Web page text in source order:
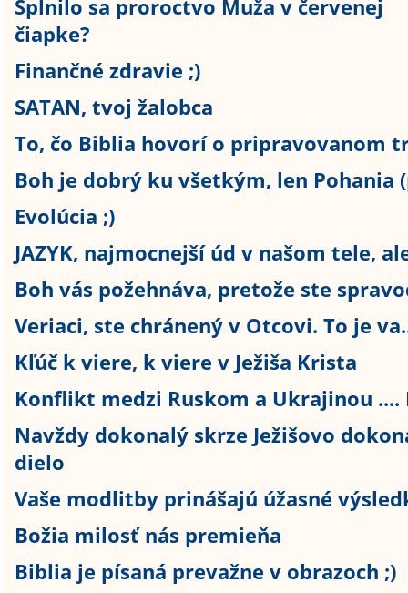
Splnilo sa proroctvo Muža v červenej
čiapke?
Finančné zdravie ;)
SATAN, tvoj žalobca
To, čo Biblia hovorí o pripravovanom
Boh je dobrý ku všetkým, len Pohania
Evolúcia ;)
JAZYK, najmocnejší úd v našom tele,
Boh vás požehnáva, pretože ste
Veriaci, ste chránený v Otcovi. To je
Kľúč k viere, k viere v Ježiša Krista
Konflikt medzi Ruskom a Ukrajinou ....
Navždy dokonalý skrze Ježišovo
dielo
Vaše modlitby prinášajú úžasné
Božia milosť nás premieňa
Biblia je písaná prevažne v obrazoch ;)